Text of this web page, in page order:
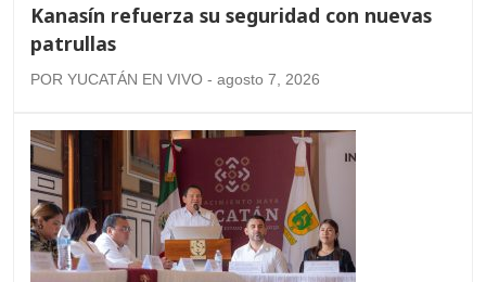
Kanasín refuerza su seguridad con nuevas
patrullas
POR YUCATÁN EN VIVO - agosto 7, 2026